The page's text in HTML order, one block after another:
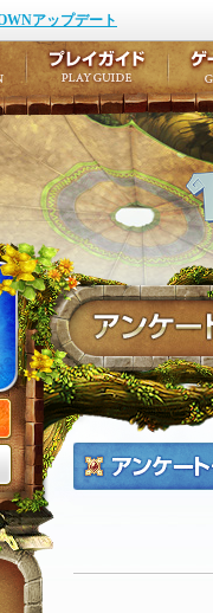
アップデート
公式サイトにログイン
外部サービスIDでログ
ト
ス
ゲーム紹介
キャラクター作成
テイルズ初級者講座
ここだけは知ってお